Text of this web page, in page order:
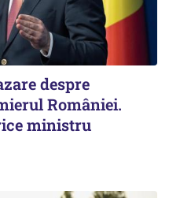
despre
României.
ministru